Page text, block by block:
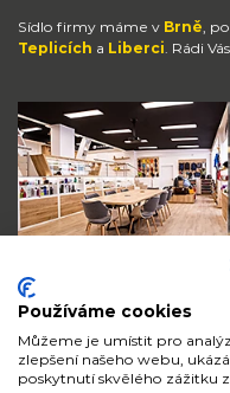
Sídlo firmy máme v Brně ,
Teplicích a Liberci . Rádi
Používáme cookies
Můžeme je umístit pro
zlepšení našeho webu,
poskytnutí skvělého zážitku